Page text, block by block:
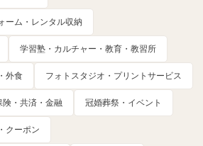
ーム・レンタル収納
学習塾・カルチャー・教育・教習所
外食 フォトスタジオ・プリントサービス
険・共済・金融 冠婚葬祭・イベント
クーポン